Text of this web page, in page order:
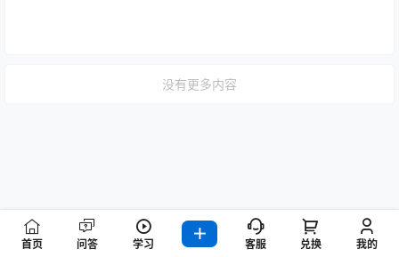
没有更多内容
首页 问答 学习 客服 兑换 我的